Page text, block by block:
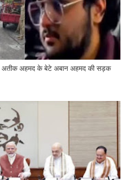
अतीक अहमद के बेटे अबान अहमद की सड़क